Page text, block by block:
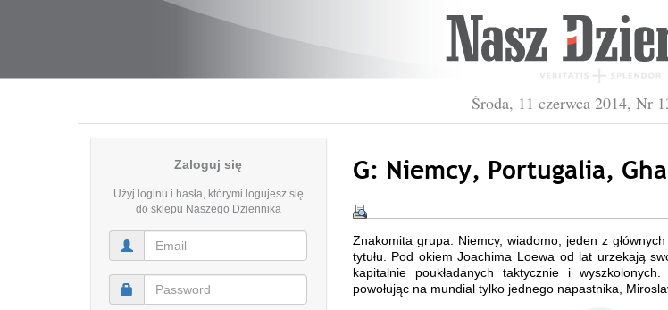
Środa, 11 czerwca 2014, Nr
Zaloguj się
Użyj loginu i hasła, którymi logujesz się
do sklepu Naszego Dziennika
G: Niemcy, Portugalia,
Znakomita grupa. Niemcy, wiadomo, jeden z
tytułu. Pod okiem Joachima Loewa od lat urzekają
kapitalnie poukładanych taktycznie i wyszkolonych.
powołując na mundial tylko jednego napastnika,